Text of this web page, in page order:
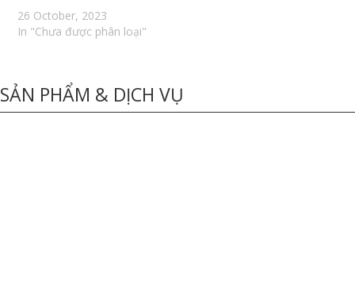
26 October, 2023
In "Chưa được phân loại"
SẢN PHẨM & DỊCH VỤ